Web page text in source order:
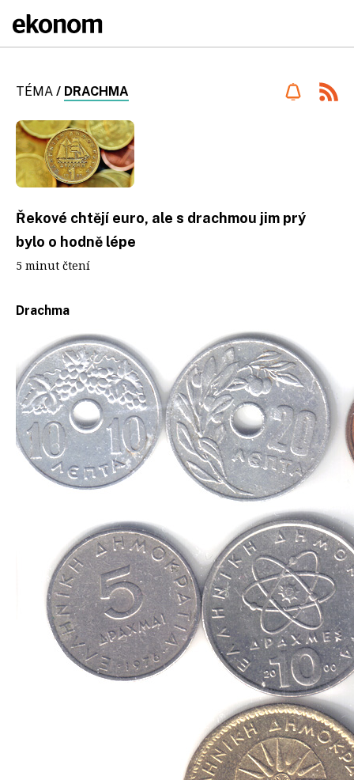
TÉMA / DRACHMA
Řekové chtějí euro, ale s drachmou jim prý
bylo o hodně lépe
5 minut čtení
Drachma